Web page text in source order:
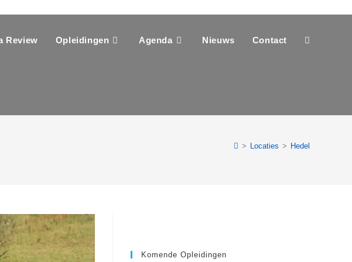
Review Opleidingen Agenda Nieuws Contact Toggle
> Locaties > Hedel
Komende Opleidingen